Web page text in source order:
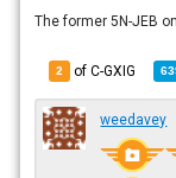
The former 5N-JEB
2 of C-GXIG
weedavey